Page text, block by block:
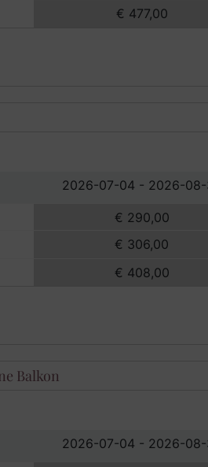
€ 477,00
2026-07-04 - 2026-
€ 290,00
€ 306,00
€ 408,00
Balkon
2026-07-04 - 2026-